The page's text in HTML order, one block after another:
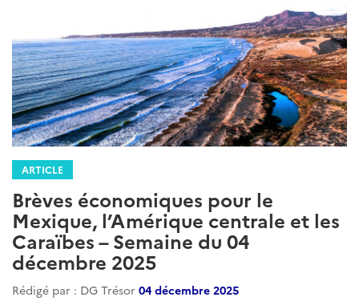
ARTICLE
Brèves économiques pour le
Mexique, l’Amérique centrale et les
Caraïbes – Semaine du 04
décembre 2025
Rédigé par : DG Trésor 04 décembre 2025